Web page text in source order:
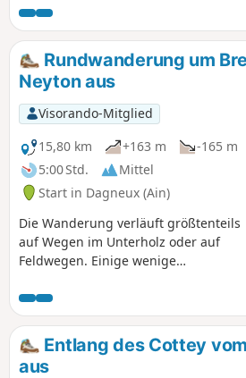
Rundwanderung um
Neyton aus
Visorando-Mitglied
15,80 km
+163 m
-165 m
5:00 Std.
Mittel
Start in Dagneux (Ain)
Die Wanderung verläuft größtenteils
auf Wegen im Unterholz oder auf
Feldwegen. Einige wenige
Landstraßen. Wer Abwechslung sucht,
kann am Lac Neyton einen
zum Angeln unternehmen.
Entlang des Cottey
aus